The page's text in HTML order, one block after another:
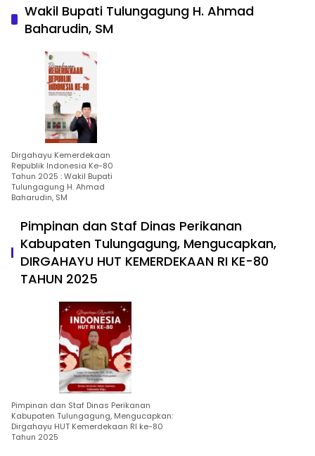
Wakil Bupati Tulungagung H. Ahmad
Baharudin, SM
Dirgahayu Kemerdekaan
Republik Indonesia Ke-80
Tahun 2025 : Wakil Bupati
Tulungagung H. Ahmad
Baharudin, SM
Pimpinan dan Staf Dinas Perikanan
Kabupaten Tulungagung, Mengucapkan,
DIRGAHAYU HUT KEMERDEKAAN RI KE-80
TAHUN 2025
Pimpinan dan Staf Dinas Perikanan
Kabupaten Tulungagung, Mengucapkan:
Dirgahayu HUT Kemerdekaan RI ke-80
Tahun 2025